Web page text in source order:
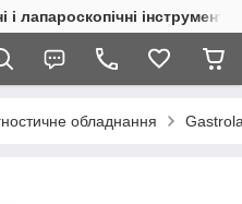
лапароскопічні інструменти
обладнання